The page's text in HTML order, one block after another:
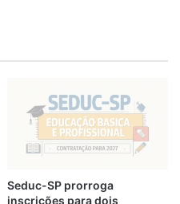
Seduc-SP prorroga
inscrições para dois